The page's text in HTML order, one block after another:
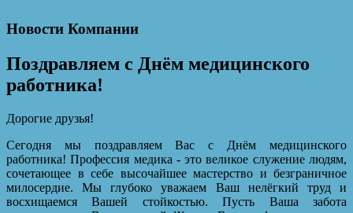
Новости Компании
Поздравляем с Днём медицинского
работника!
Дорогие друзья!
Сегодня мы поздравляем Вас с Днём медицинского
работника! Профессия медика - это великое служение людям,
сочетающее в себе высочайшее мастерство и безграничное
милосердие. Мы глубоко уважаем Ваш нелёгкий труд и
восхищаемся Вашей стойкостью. Пусть Ваша забота